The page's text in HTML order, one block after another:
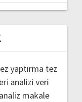
yaptırma tez
analizi veri
makale